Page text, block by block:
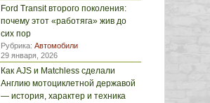
Ford Transit второго поколения:
почему этот «работяга» жив до
сих пор
Рубрика: Автомобили
29 января, 2026
Как AJS и Matchless сделали
Англию мотоциклетной державой
— история, характер и техника